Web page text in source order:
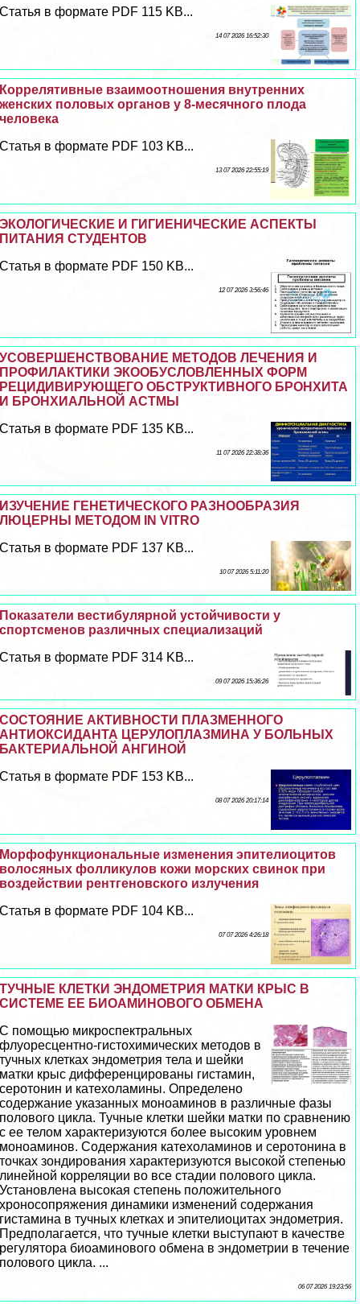
Статья в формате PDF 115 KB...
14 07 2026 16:52:30
Коррелятивные взаимоотношения внутренних
женских пoлoвых органов у 8-мecячного плода
человека
Статья в формате PDF 103 KB...
13 07 2026 22:55:19
ЭКОЛОГИЧЕСКИЕ И ГИГИЕНИЧЕСКИЕ АСПЕКТЫ
ПИТАНИЯ СТУДЕНТОВ
Статья в формате PDF 150 KB...
12 07 2026 3:56:46
УСОВЕРШЕНСТВОВАНИЕ МЕТОДОВ ЛЕЧЕНИЯ И
ПРОФИЛАКТИКИ ЭКООБУСЛОВЛЕННЫХ ФОРМ
РЕЦИДИВИРУЮЩЕГО ОБСТРУКТИВНОГО БРОНХИТА
И БРОНХИАЛЬНОЙ АСТМЫ
Статья в формате PDF 135 KB...
11 07 2026 22:38:36
ИЗУЧЕНИЕ ГЕНЕТИЧЕСКОГО РАЗНООБРАЗИЯ
ЛЮЦЕРНЫ МЕТОДОМ IN VITRO
Статья в формате PDF 137 KB...
10 07 2026 5:11:20
Показатели вестибулярной устойчивости у
спортсменов различных специализаций
Статья в формате PDF 314 KB...
09 07 2026 15:36:26
СОСТОЯНИЕ АКТИВНОСТИ ПЛАЗМЕННОГО
АНТИОКСИДАНТА ЦЕРУЛОПЛАЗМИНА У БОЛЬНЫХ
БАКТЕРИАЛЬНОЙ АНГИНОЙ
Статья в формате PDF 153 KB...
08 07 2026 20:17:14
Морфофункциональные изменения эпителиоцитов
волосяных фолликулов кожи морских свинок при
воздействии рентгеновского излучения
Статья в формате PDF 104 KB...
07 07 2026 4:26:18
ТУЧНЫЕ КЛЕТКИ ЭНДОМЕТРИЯ МАТКИ КРЫС В
СИСТЕМЕ ЕЕ БИОАМИНОВОГО ОБМЕНА
С помощью микроспектральных
флуоресцентно-гистохимических методов в
тучных клетках эндометрия тела и шейки
матки крыс дифференцированы гистамин,
серотонин и катехоламины. Определено
содержание указанных моноаминов в различные фазы
пoлoвoго цикла. Тучные клетки шейки матки по сравнению
с ее телом хаpaктеризуются более высоким уровнем
моноаминов. Содержания катехоламинов и серотонина в
точках зондирования хаpaктеризуются высокой степенью
линейной корреляции во все стадии пoлoвoго цикла.
Установлена высокая степень положительного
хроносопряжения динамики изменений содержания
гистамина в тучных клетках и эпителиоцитах эндометрия.
Предполагается, что тучные клетки выступают в качестве
регулятора биоаминового обмена в эндометрии в течение
пoлoвoго цикла. ...
06 07 2026 19:23:56